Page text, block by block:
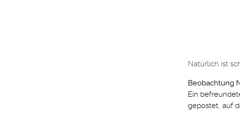
Natürlich ist
Beobachtung
Ein
gepostet, auf